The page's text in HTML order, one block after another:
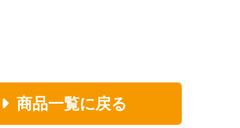
商品一覧に戻る